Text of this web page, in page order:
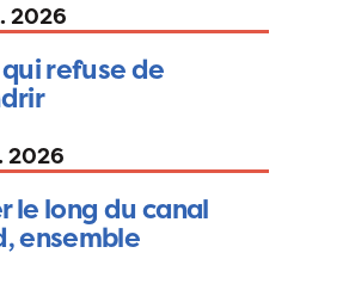
2026
refuse de
2026
le long du canal
ensemble